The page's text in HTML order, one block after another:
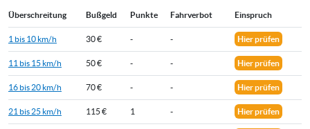
Überschreitung Bußgeld Punkte Fahrverbot Einspruch
1 bis 10 km/h 30 € - - Hier prüfen
11 bis 15 km/h 50 € - - Hier prüfen
16 bis 20 km/h 70 € - - Hier prüfen
21 bis 25 km/h 115 € 1 - Hier prüfen